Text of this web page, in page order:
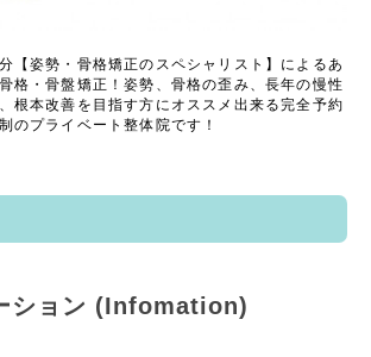
【姿勢・骨格矯正のスペシャリスト】によるあ
格・骨盤矯正！姿勢、骨格の歪み、長年の慢性
根本改善を目指す方にオススメ出来る完全予約
制のプライベート整体院です！
ション (Infomation)